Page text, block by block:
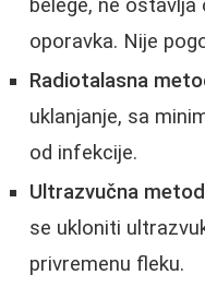
belege, ne
oporavka. Nije
Radiotalasna
uklanjanje, sa
od infekcije.
Ultrazvučna
se ukloniti
privremenu fleku.